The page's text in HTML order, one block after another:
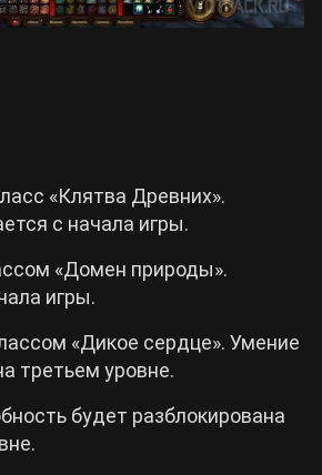
«Клятва Древних».
с начала игры.
«Домен природы».
игры.
«Дикое сердце». Умение
третьем уровне.
будет разблокирована